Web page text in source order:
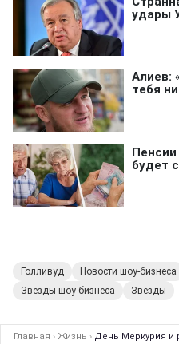
Голливуд Новости шоу-бизнеса
Звезды шоу-бизнеса
Звёзды
Главная › Жизнь › День Меркурия и